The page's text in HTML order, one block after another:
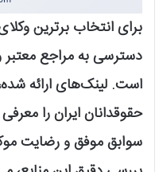
برای انتخاب برترین
دسترسی به مراجع
است. لینک‌های ارائه
حقوقدانان ایران را
سوابق موفق و رضایت